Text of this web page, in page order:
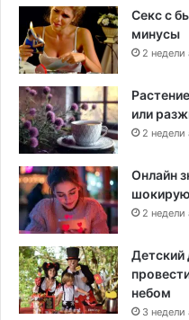
Секс с
минусы
2 недели
или
2 недели
Онлайн
2 недели
Детский
небом
3 недели